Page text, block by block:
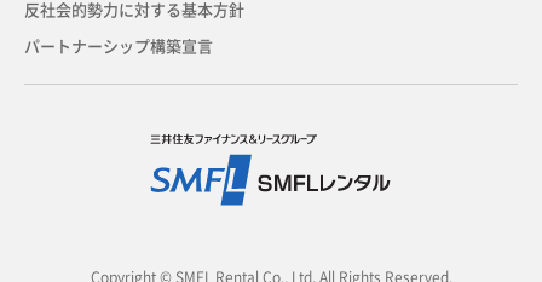
反社会的勢力に対する基本方針
パートナーシップ構築宣言
Copyright © SMFL Rental Co., Ltd. All Rights Reserved.